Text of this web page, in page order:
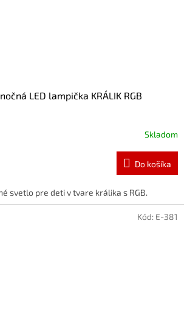
LED lampička KRÁLIK RGB
Skladom
Do košíka
svetlo pre deti v tvare králika s RGB.
Kód: E-381